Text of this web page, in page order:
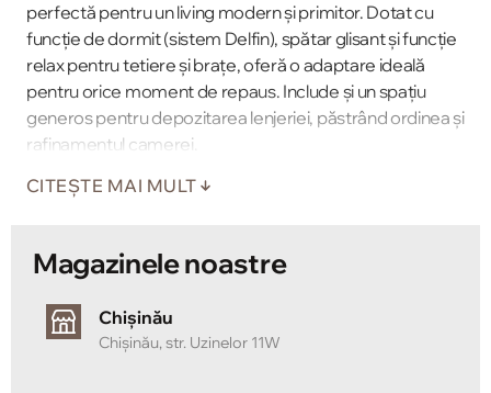
perfectă pentru un living modern și primitor. Dotat cu
funcție de dormit (sistem Delfin), spătar glisant și funcție
relax pentru tetiere și brațe, oferă o adaptare ideală
pentru orice moment de repaus. Include și un spațiu
generos pentru depozitarea lenjeriei, păstrând ordinea și
rafinamentul camerei.
CITEȘTE MAI MULT
Magazinele noastre
Chișinău
Chișinău, str. Uzinelor 11W